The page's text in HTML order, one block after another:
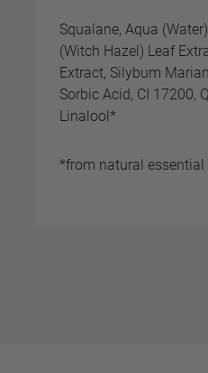
Squalane, Aqua
(Witch Hazel) Leaf
Extract, Silybum
Sorbic Acid, CI 17200,
Linalool*
*from natural